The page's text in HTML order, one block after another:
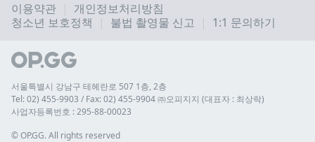
이용약관
개인정보처리방침
청소년 보호정책
불법 촬영물 신고 1:1 문의하기
서울특별시 강남구 테헤란로 507 1층, 2층
Tel: 02) 455-9903 / Fax: 02) 455-9904 ㈜오피지지 (대표자 : 최상락)
사업자등록번호 : 295-88-00023
© OP.GG. All rights reserved